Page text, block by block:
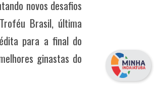
novos desafios
Brasil, última
para a final do
ginastas do